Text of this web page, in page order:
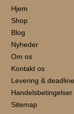
Hjem
Shop
Blog
Nyheder
Om os
Kontakt os
Levering &
Sitemap